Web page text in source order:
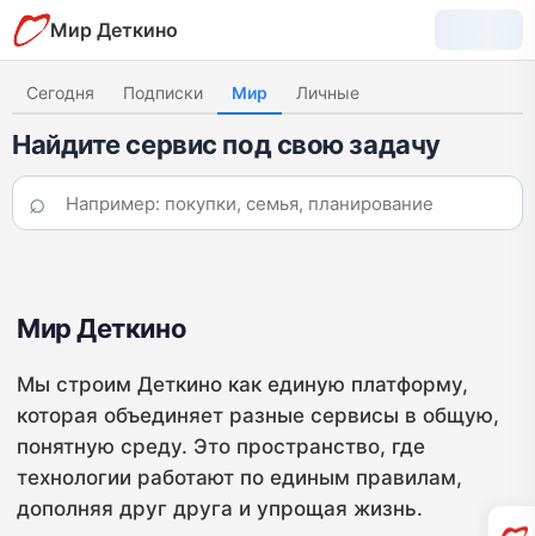
Мир Деткино
Сегодня Подписки Мир Личные
Найдите сервис под свою задачу
Поиск по сервисам Деткино
⌕
Мир Деткино
Мы строим Деткино как единую платформу,
которая объединяет разные сервисы в общую,
понятную среду. Это пространство, где
технологии работают по единым правилам,
дополняя друг друга и упрощая жизнь.